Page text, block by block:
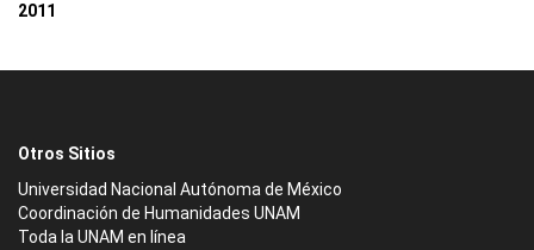
2011
Otros Sitios
Universidad Nacional Autónoma de México
Coordinación de Humanidades UNAM
Toda la UNAM en línea